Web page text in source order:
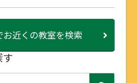
お近くの教室を検索